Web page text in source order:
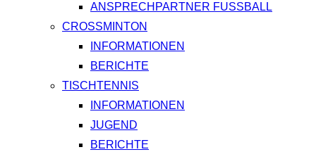
ANSPRECHPARTNER FUSSBALL
CROSSMINTON
INFORMATIONEN
BERICHTE
TISCHTENNIS
INFORMATIONEN
JUGEND
BERICHTE